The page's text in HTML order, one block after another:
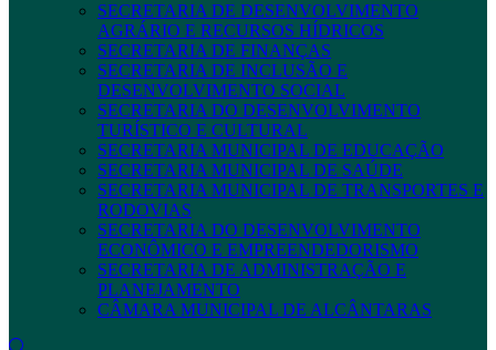
SECRETARIA DE DESENVOLVIMENTO
AGRÁRIO E RECURSOS HÍDRICOS
SECRETARIA DE FINANÇAS
SECRETARIA DE INCLUSÃO E
DESENVOLVIMENTO SOCIAL
SECRETARIA DO DESENVOLVIMENTO
TURÍSTICO E CULTURAL
SECRETARIA MUNICIPAL DE EDUCAÇÃO
SECRETARIA MUNICIPAL DE SAÚDE
SECRETARIA MUNICIPAL DE TRANSPORTES E
RODOVIAS
SECRETARIA DO DESENVOLVIMENTO
ECONÔMICO E EMPREENDEDORISMO
SECRETARIA DE ADMINISTRAÇÃO E
PLANEJAMENTO
CÂMARA MUNICIPAL DE ALCÂNTARAS